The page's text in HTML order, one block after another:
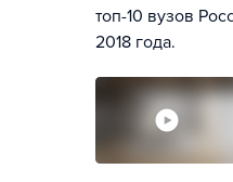
топ-10 вузов
2018 года.